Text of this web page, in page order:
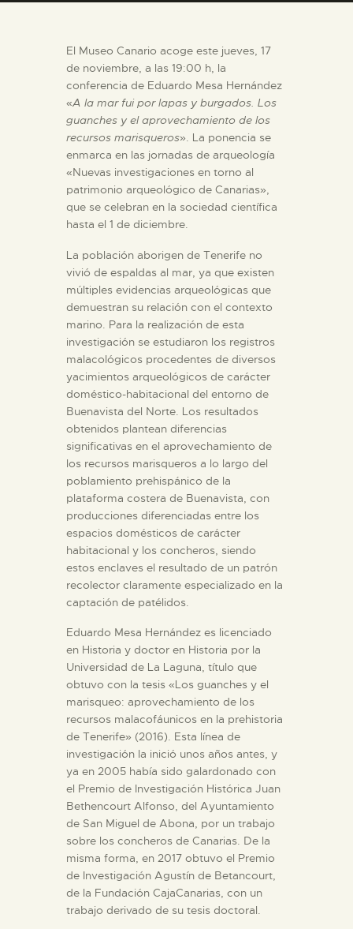
ESPAÑOL
PREPARAR LA VISITA
ACTIVIDADES
█
EL MUSEO
COLECCIONES
DIDÁCTICA
ESPAÑOL
El Museo Canario acoge este jueves, 17
de noviembre, a las 19:00 h, la
conferencia de Eduardo Mesa Hernández
«A la mar fui por lapas y burgados. Los
guanches y el aprovechamiento de los
recursos marisqueros». La ponencia se
enmarca en las jornadas de arqueología
«Nuevas investigaciones en torno al
patrimonio arqueológico de Canarias»,
que se celebran en la sociedad científica
hasta el 1 de diciembre.
La población aborigen de Tenerife no
vivió de espaldas al mar, ya que existen
múltiples evidencias arqueológicas que
demuestran su relación con el contexto
marino. Para la realización de esta
investigación se estudiaron los registros
malacológicos procedentes de diversos
yacimientos arqueológicos de carácter
doméstico-habitacional del entorno de
Buenavista del Norte. Los resultados
obtenidos plantean diferencias
significativas en el aprovechamiento de
los recursos marisqueros a lo largo del
poblamiento prehispánico de la
plataforma costera de Buenavista, con
producciones diferenciadas entre los
espacios domésticos de carácter
habitacional y los concheros, siendo
estos enclaves el resultado de un patrón
recolector claramente especializado en la
captación de patélidos.
Eduardo Mesa Hernández es licenciado
en Historia y doctor en Historia por la
Universidad de La Laguna, título que
obtuvo con la tesis «Los guanches y el
marisqueo: aprovechamiento de los
recursos malacofáunicos en la prehistoria
de Tenerife» (2016). Esta línea de
investigación la inició unos años antes, y
ya en 2005 había sido galardonado con
el Premio de Investigación Histórica Juan
Bethencourt Alfonso, del Ayuntamiento
de San Miguel de Abona, por un trabajo
sobre los concheros de Canarias. De la
misma forma, en 2017 obtuvo el Premio
de Investigación Agustín de Betancourt,
de la Fundación CajaCanarias, con un
trabajo derivado de su tesis doctoral.